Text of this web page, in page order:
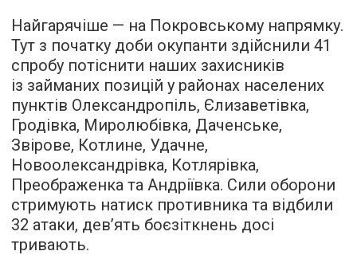
Найгарячіше — на Покровському напрямку.
Тут з початку доби окупанти здійснили 41
спробу потіснити наших захисників
із займаних позицій у районах населених
пунктів Олександропіль, Єлизаветівка,
Гродівка, Миролюбівка, Даченське,
Звірове, Котлине, Удачне,
Новоолександрівка, Котлярівка,
Преображенка та Андріївка. Сили оборони
стримують натиск противника та відбили
32 атаки, дев’ять боєзіткнень досі
тривають.